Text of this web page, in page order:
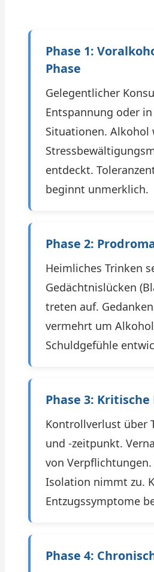
Phase 1:
Phase
Gelegentlicher
Entspannung oder
Situationen. Alkohol
entdeckt.
beginnt unmerklich.
Phase 2:
Heimliches Trinken
Gedächtnislücken
treten auf.
vermehrt um
Schuldgefühle
Phase 3: Kritische
Kontrollverlust über
und -zeitpunkt.
von Verpflichtungen.
Isolation nimmt zu.
Entzugssymptome
Phase 4: